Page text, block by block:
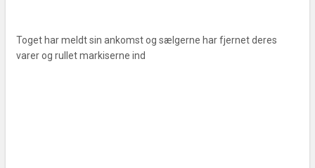
Toget har meldt sin ankomst og sælgerne har fjernet deres
varer og rullet markiserne ind